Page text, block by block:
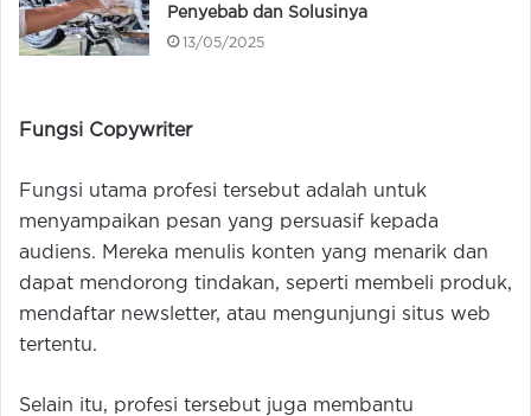
Penyebab dan Solusinya
13/05/2025
Fungsi Copywriter
Fungsi utama profesi tersebut adalah untuk
menyampaikan pesan yang persuasif kepada
audiens. Mereka menulis konten yang menarik dan
dapat mendorong tindakan, seperti membeli produk,
mendaftar newsletter, atau mengunjungi situs web
tertentu.
Selain itu, profesi tersebut juga membantu